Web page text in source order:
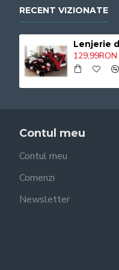
RECENT VIZIONATE
129,99RON
Contul meu
Contul meu
Comenzi
Newsletter